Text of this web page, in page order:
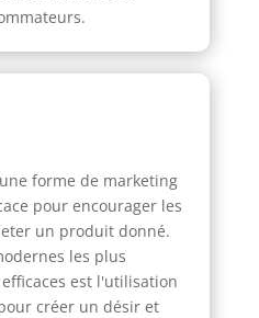
forme de marketing
pour encourager les
un produit donné.
les plus
est l'utilisation
créer un désir et